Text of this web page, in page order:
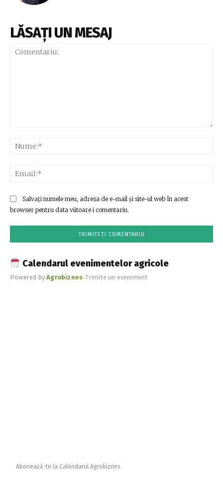
LĂSAȚI UN MESAJ
Salvați numele meu, adresa de e-mail și site-ul web în acest
browser pentru data viitoare i comentariu.
Calendarul evenimentelor agricole
Powered byAgrobiznes•Trimite un eveniment
Abonează-te la Calendarul Agrobiznes